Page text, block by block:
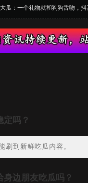
瓜：一个礼物就和狗狗舌吻，
定吗？
刷到新鲜吃瓜内容。
身边朋友吃瓜吗？